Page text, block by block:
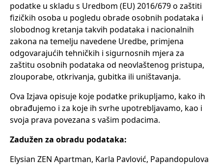
podatke u skladu s Uredbom (EU) 2016/679 o zaštiti
fizičkih osoba u pogledu obrade osobnih podataka i
slobodnog kretanja takvih podataka i nacionalnih
zakona na temelju navedene Uredbe, primjena
odgovarajućih tehničkih i sigurnosnih mjera za
zaštitu osobnih podataka od neovlaštenog pristupa,
zlouporabe, otkrivanja, gubitka ili uništavanja.
Ova Izjava opisuje koje podatke prikupljamo, kako ih
obrađujemo i za koje ih svrhe upotrebljavamo, kao i
svoja prava povezana s vašim podacima.
Zadužen za obradu podataka:
Elysian ZEN Apartman, Karla Pavlović, Papandopulova